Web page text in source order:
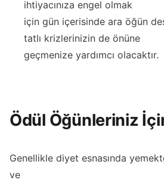
ihtiyacınıza engel olmak
için gün içerisinde ara öğün
tatlı krizlerinizin de önüne
geçmenize yardımcı olacaktır.
Ödül Öğünleriniz
Genellikle diyet esnasında
ve